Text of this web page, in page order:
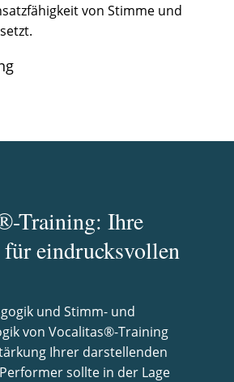
von Stimme und
Training: Ihre
eindrucksvollen
und Stimm- und
von Vocalitas®-Training
Ihrer darstellenden
sollte in der Lage